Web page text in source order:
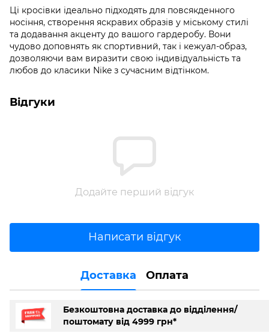
Ці кросівки ідеально підходять для повсякденного
носіння, створення яскравих образів у міському стилі
та додавання акценту до вашого гардеробу. Вони
чудово доповнять як спортивний, так і кежуал-образ,
дозволяючи вам виразити свою індивідуальність та
любов до класики Nike з сучасним відтінком.
Відгуки
Додайте перший відгук
Написати відгук
Доставка Оплата
Безкоштовна доставка до відділення/
поштомату від 4999 грн*